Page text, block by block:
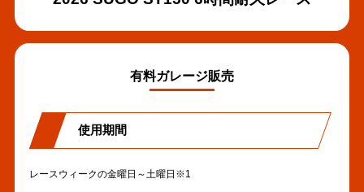
有料ガレージ販売
使用期間
レースウィークの金曜日～土曜日※1